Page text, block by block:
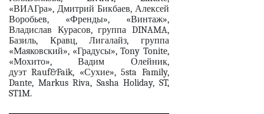
«ВИАГра», Дмитрий Бикбаев, Алексей
Воробьев, «Френды», «Винтаж»,
Владислав Курасов, группа DINAMA,
Базиль, Кравц, Лигалайз, группа
«Маяковский», «Градусы»,Tony Tonite,
«Мохито», Вадим Олейник,
дуэтRauf&Faik, «Сухие», 5sta Family,
Dante, Markus Riva, Sasha Holiday, ST,
ST1M.